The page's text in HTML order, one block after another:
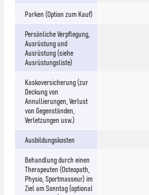
Parken (Option zum Kauf)
Persönliche Verpflegung,
Ausrüstung und
Ausrüstung (siehe
Ausrüstungsliste)
Kaskoversicherung (zur
Deckung von
Annullierungen, Verlust
von Gegenständen,
Verletzungen usw.)
Ausbildungskosten
Behandlung durch einen
Therapeuten (Osteopath,
Physio, Sportmasseur) im
Ziel am Sonntag (optional